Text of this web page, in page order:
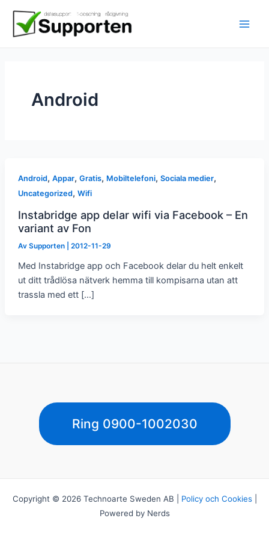
innehåll
Android
Android, Appar, Gratis, Mobiltelefoni, Sociala medier,
Uncategorized, Wifi
Instabridge app delar wifi via Facebook – En
variant av Fon
Av Supporten 2012-11-29
Med Instabridge app och Facebook delar du helt enkelt
ut ditt trådlösa nätverk hemma till kompisarna utan att
trassla med ett […]
Ring 0900-1002030
Copyright © 2026 Technoarte Sweden AB | Policy och Cookies|
Powered by Nerds